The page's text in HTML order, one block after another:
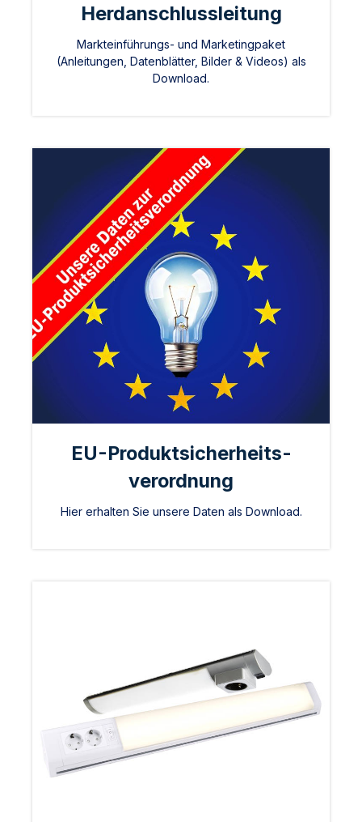
Herdanschlussleitung
Markteinführungs- und Marketingpaket
(Anleitungen, Datenblätter, Bilder & Videos) als
Download.
EU-Produktsicherheits-
verordnung
Hier erhalten Sie unsere Daten als Download.